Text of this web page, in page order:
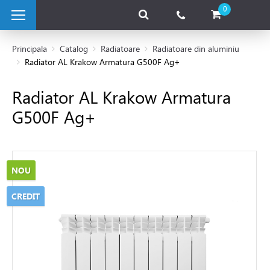
pe gaz
electrice
de caldura
0
Principala Catalog Radiatoare
Radiatoare din aluminiu
Radiator AL Krakow Armatura G500F Ag+
Radiator AL Krakow Armatura
G500F Ag+
NOU
CREDIT